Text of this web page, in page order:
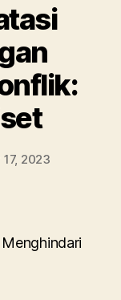
2023
Kecenderungan